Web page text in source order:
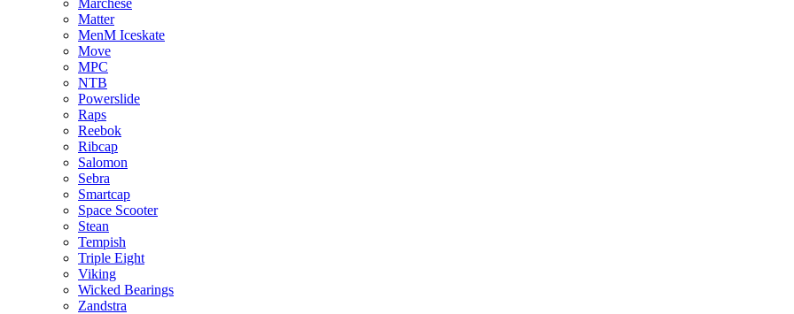
Matter
MenM Iceskate
Move
MPC
NTB
Powerslide
Raps
Reebok
Ribcap
Salomon
Sebra
Smartcap
Space Scooter
Stean
Tempish
Triple Eight
Viking
Wicked Bearings
Zandstra